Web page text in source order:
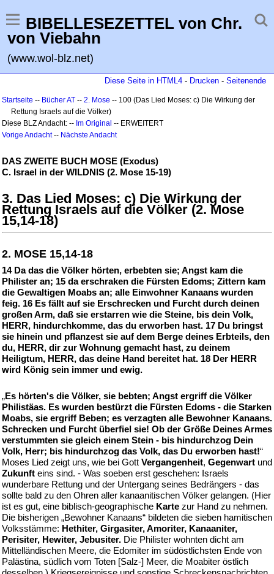
BIBELLESEZETTEL von Chr.
von Viebahn
(www.wol-blz.net)
Diese Seite in HTML4 - Drucken - Seitenende
Startseite -- Bücher AT -- 2. Mose -- 100 (Das Lied Moses: c) Die Wirkung der
Rettung Israels auf die Völker)
Diese BLZ Andacht: -- Im Original -- ERWEITERT
Vorige Andacht-- Nächste Andacht
DAS ZWEITE BUCH MOSE (Exodus)
C. Israel in der WILDNIS (2. Mose 15-19)
3. Das Lied Moses: c) Die Wirkung der
Rettung Israels auf die Völker (2. Mose
15,14-18)
2. MOSE 15,14-18
14 Da das die Völker hörten, erbebten sie; Angst kam die
Philister an; 15 da erschraken die Fürsten Edoms; Zittern kam
die Gewaltigen Moabs an; alle Einwohner Kanaans wurden
feig. 16 Es fällt auf sie Erschrecken und Furcht durch deinen
großen Arm, daß sie erstarren wie die Steine, bis dein Volk,
HERR, hindurchkomme, das du erworben hast. 17 Du bringst
sie hinein und pflanzest sie auf dem Berge deines Erbteils, den
du, HERR, dir zur Wohnung gemacht hast, zu deinem
Heiligtum, HERR, das deine Hand bereitet hat. 18 Der HERR
wird König sein immer und ewig.
„Es hörten's die Völker, sie bebten; Angst ergriff die Völker
Philistäas. Es wurden bestürzt die Fürsten Edoms - die Starken
Moabs, sie ergriff Beben; es verzagten alle Bewohner Kanaans.
Schrecken und Furcht überfiel sie! Ob der Größe Deines Armes
verstummten sie gleich einem Stein - bis hindurchzog Dein
Volk, Herr; bis hindurchzog das Volk, das Du erworben hast!“
Moses Lied zeigt uns, wie bei Gott Vergangenheit, Gegenwart und
Zukunft eins sind. - Was soeben erst geschehen: Israels
wunderbare Rettung und der Untergang seines Bedrängers - das
sollte bald zu den Ohren aller kanaanitischen Völker gelangen. (Hier
ist es gut, eine biblisch-geographische Karte zur Hand zu nehmen.
Die bisherigen „Bewohner Kanaans“ bildeten die sieben hamitischen
Volksstämme: Hethiter, Girgasiter, Amoriter, Kanaaniter,
Perisiter, Hewiter, Jebusiter. Die Philister wohnten dicht am
Mittelländischen Meere, die Edomiter im südöstlichsten Ende von
Palästina, südlich vom Toten [Salz-] Meer, die Moabiter östlich